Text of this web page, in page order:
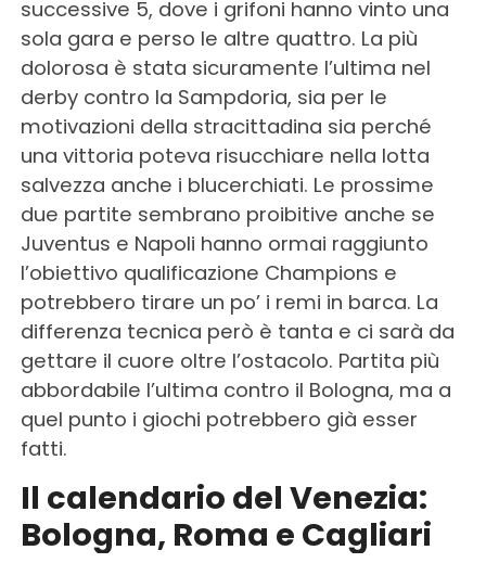
successive 5, dove i grifoni hanno vinto una
sola gara e perso le altre quattro. La più
dolorosa è stata sicuramente l’ultima nel
derby contro la Sampdoria, sia per le
motivazioni della stracittadina sia perché
una vittoria poteva risucchiare nella lotta
salvezza anche i blucerchiati. Le prossime
due partite sembrano proibitive anche se
Juventus e Napoli hanno ormai raggiunto
l’obiettivo qualificazione Champions e
potrebbero tirare un po’ i remi in barca. La
differenza tecnica però è tanta e ci sarà da
gettare il cuore oltre l’ostacolo. Partita più
abbordabile l’ultima contro il Bologna, ma a
quel punto i giochi potrebbero già esser
fatti.
Il calendario del Venezia:
Bologna, Roma e Cagliari